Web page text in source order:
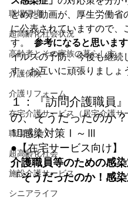
職場環境
超高齢化社会状況
高齢者とその家族の暮らし方
介護保険
介護リフォーム
在宅介護サービス（居宅介護サ
職場環境
超高齢化社会
施設介護サービス
シニアライフ
とめた動画が、厚生労働省
に公表されていますので、
す。 参考になると思います
イルスの予防、今後も継続
す。お互いに頑張りましょ
１：『訪問介護職員
の、そうだったのか？
1⃣感染対策Ⅰ～Ⅲ
●【在宅サービス向け】
介護職員等のための感
「そうだったのか！感染